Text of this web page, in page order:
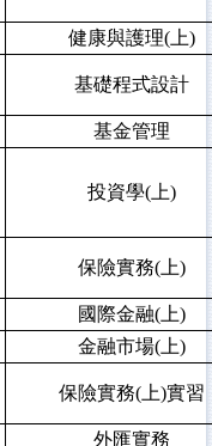
健康與護理(上)
基礎程式設計
基金管理
投資學(上)
保險實務(上)
國際金融(上)
金融市場(上)
保險實務(上)實習
外匯實務